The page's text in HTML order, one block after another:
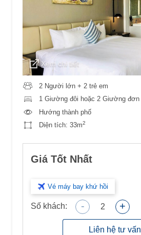
Xem chi tiết
2 Người lớn + 2 trẻ em
1 Giường đôi hoặc 2 Giường đơn
Hướng thành phố
Diện tích: 33m2
Giá Tốt Nhất
Vé máy bay khứ hồi
Số khách: - 2 +
Liên hệ tư vấn